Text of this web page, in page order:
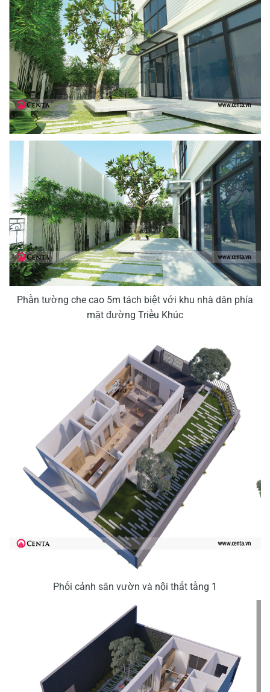
Phần tường che cao 5m tách biệt với khu nhà dân phía
mặt đường Triều Khúc
Phối cảnh sân vườn và nội thất tầng 1